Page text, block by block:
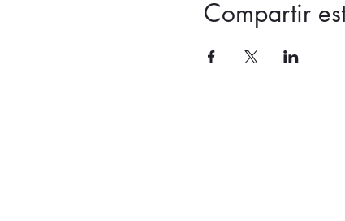
Compartir